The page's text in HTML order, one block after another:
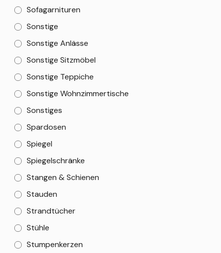
Sofagarnituren
Sonstige
Sonstige Anlässe
Sonstige Sitzmöbel
Sonstige Teppiche
Sonstige Wohnzimmertische
Sonstiges
Spardosen
Spiegel
Spiegelschränke
Stangen & Schienen
Stauden
Strandtücher
Stühle
Stumpenkerzen